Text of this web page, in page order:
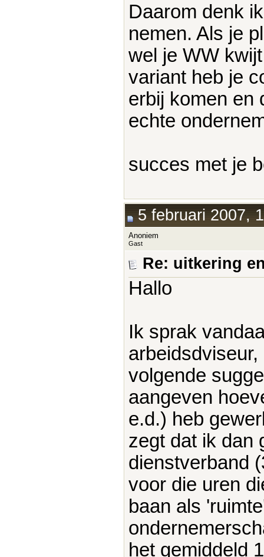
Daarom denk
nemen. Als je
wel je WW
variant heb je
erbij komen en
echte
succes met je
5 februari 2007,
Anoniem
Gast
Re: uitkering
Hallo
Ik sprak
volgende
aangeven
e.d.) heb
zegt dat ik dan
dienstverband
voor die uren
baan als
het gemiddeld